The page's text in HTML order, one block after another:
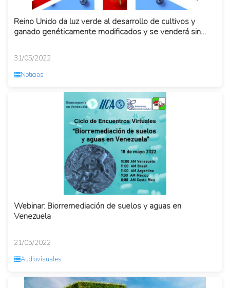
Reino Unido da luz verde al desarrollo de cultivos y
ganado genéticamente modificados y se venderá sin
31/05/2022
Noticias
Webinar: Biorremediación de suelos y aguas en
Venezuela
21/05/2022
Audiovisuales